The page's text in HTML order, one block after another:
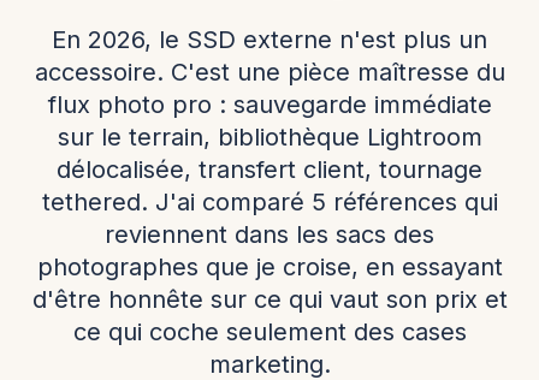
En 2026, le SSD externe n'est plus un
accessoire. C'est une pièce maîtresse du
flux photo pro : sauvegarde immédiate
sur le terrain, bibliothèque Lightroom
délocalisée, transfert client, tournage
tethered. J'ai comparé 5 références qui
reviennent dans les sacs des
photographes que je croise, en essayant
d'être honnête sur ce qui vaut son prix et
ce qui coche seulement des cases
marketing.